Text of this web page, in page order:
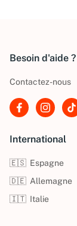
Besoin d'aide ?
Contactez-nous
International
🇪🇸 Espagne
🇩🇪 Allemagne
🇮🇹 Italie